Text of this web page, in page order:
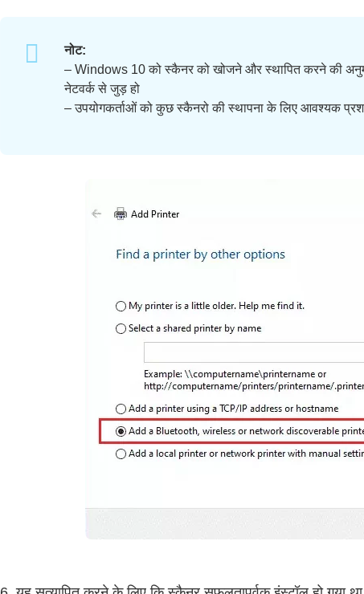
नोट:
– Windows 10 को स्कैनर को खोजने और स्थापित करने की
नेटवर्क से जुड़ हो
– उपयोगकर्ताओं को कुछ स्कैनरो की स्थापना के लिए आवश्यक